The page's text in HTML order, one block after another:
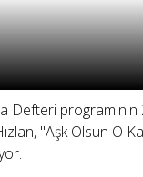
Defteri
"Aşk Olsun O